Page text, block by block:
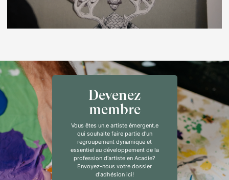
Devenez
membre
Vous êtes un.e artiste émergent.e
qui souhaite faire partie d'un
regroupement dynamique et
essentiel au développement de la
profession d'artiste en Acadie?
Envoyez-nous votre dossier
d'adhésion ici!